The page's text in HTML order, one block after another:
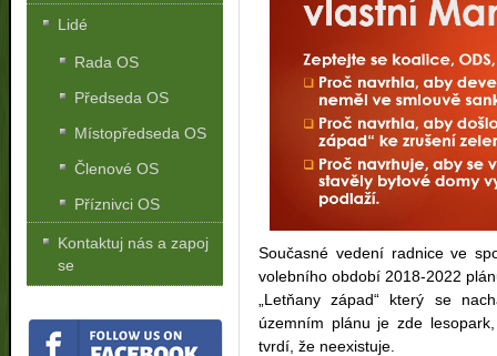
Současné vedení radnice ve
volebního období 2018-2022
„Letňany západ“ který se
územním plánu je zde
tvrdí, že neexistuje.
Lidé
Rada OS
Předseda OS
Místopředseda OS
Členové OS
Příznivci OS
Kontaktuj nás a zapoj
se